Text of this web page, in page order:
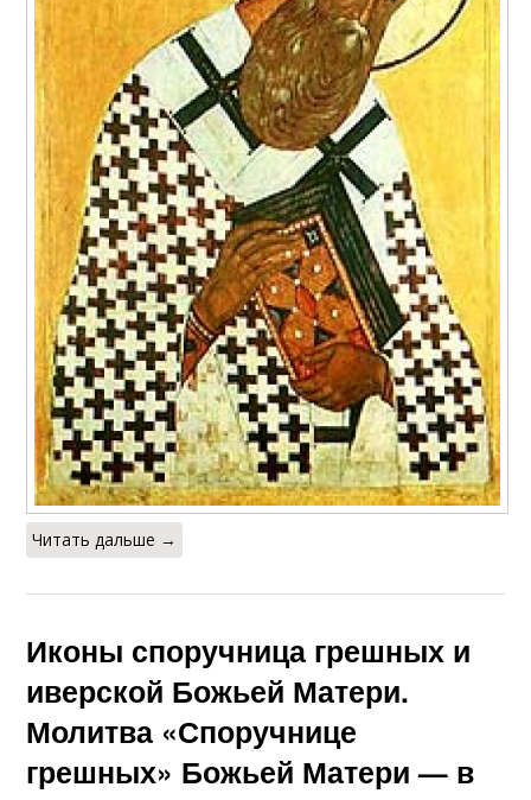
Читать дальше →
Иконы споручница грешных и
иверской Божьей Матери.
Молитва «Споручнице
грешных» Божьей Матери — в